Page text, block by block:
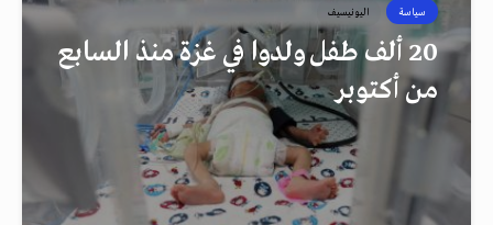
سياسة اليونيسيف
20 ألف طفل ولدوا في غزة منذ السابع
من أكتوبر